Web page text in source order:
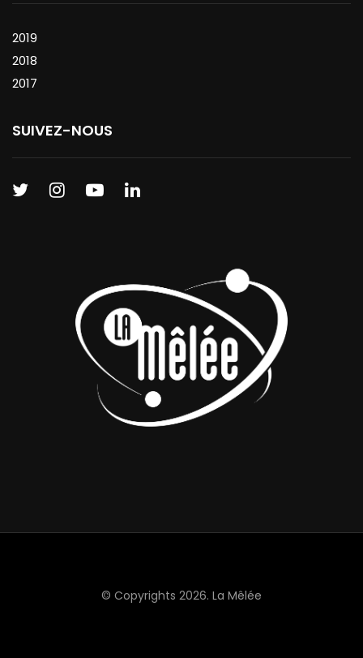
2019
2018
2017
SUIVEZ-NOUS
© Copyrights 2026. La Mêlée